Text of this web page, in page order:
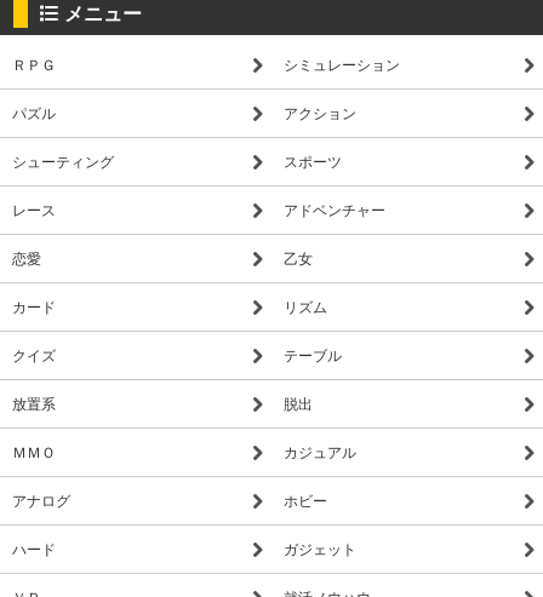
メニュー
ＲＰＧ シミュレーション
パズル アクション
シューティング スポーツ
レース アドベンチャー
恋愛 乙女
カード リズム
クイズ テーブル
放置系 脱出
ＭＭＯ カジュアル
アナログ ホビー
ハード ガジェット